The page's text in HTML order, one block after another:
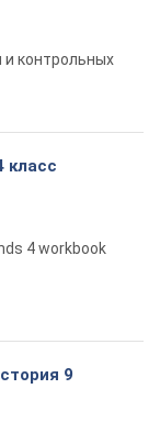
и контрольных
класс
4 workbook
9